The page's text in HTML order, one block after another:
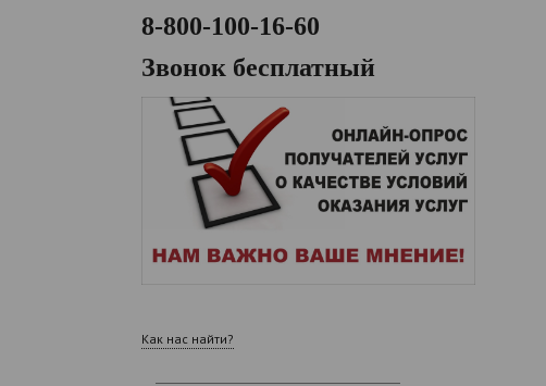
8-800-100-16-60
Звонок бесплатный
Как нас найти?